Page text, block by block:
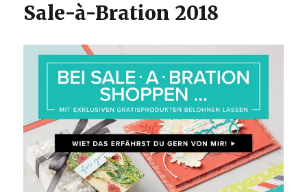
Sale-à-Bration 2018